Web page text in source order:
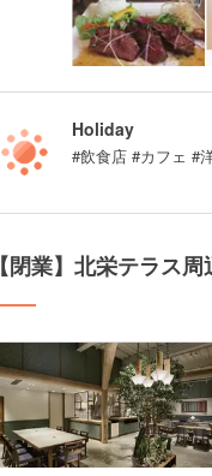
Holiday
#飲食店 #カフェ #
【閉業】北栄テラス